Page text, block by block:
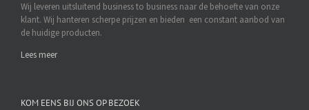
Wij leveren uitsluitend business to business naar de behoefte van onze
klant. Wij hanteren scherpe prijzen en bieden een constant aanbod van
de huidige producten.
Lees meer
KOM EENS BIJ ONS OP BEZOEK